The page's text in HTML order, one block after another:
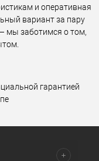
и оперативная
вариант за пару
мы заботимся о том,
гарантией